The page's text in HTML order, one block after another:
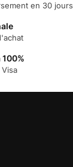
en 30 jours